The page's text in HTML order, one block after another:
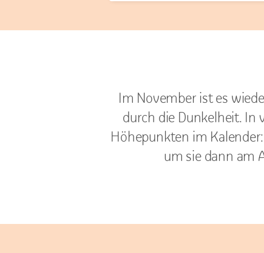
Im November ist es
durch die Dunkelheit. In
Höhepunkten im
um sie dann am